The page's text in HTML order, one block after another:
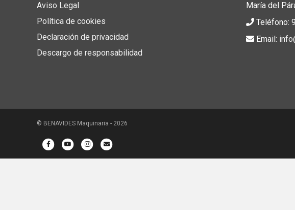
Aviso Legal
Política de cookies
Declaración de privacidad
Descargo de responsabilidad
María del
Teléfono:
Email:
© BENAVIDES Maquinaria - 2026
FacebookYoutubeInstagram
Email